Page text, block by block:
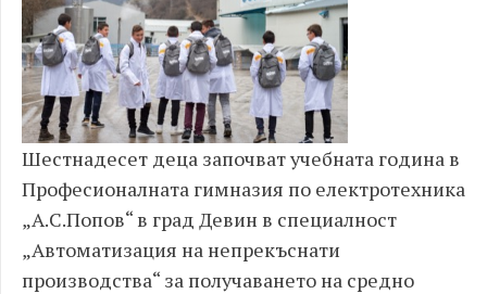
Шестнадесет деца започват учебната година в
Професионалната гимназия по електротехника
„А.С.Попов“ в град Девин в специалност
„Автоматизация на непрекъснати
производства“ за получаването на средно